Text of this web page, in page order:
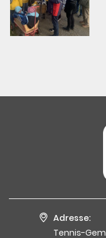
Adresse:
Tennis-